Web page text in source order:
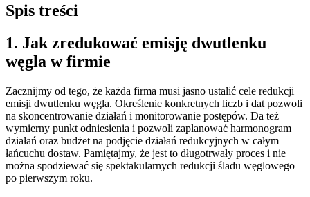
Spis treści
1. Jak zredukować emisję dwutlenku
węgla w firmie
Zacznijmy od tego, że każda firma musi jasno ustalić cele redukcji
emisji dwutlenku węgla. Określenie konkretnych liczb i dat pozwoli
na skoncentrowanie działań i monitorowanie postępów. Da też
wymierny punkt odniesienia i pozwoli zaplanować harmonogram
działań oraz budżet na podjęcie działań redukcyjnych w całym
łańcuchu dostaw. Pamiętajmy, że jest to długotrwały proces i nie
można spodziewać się spektakularnych redukcji śladu węglowego
po pierwszym roku.